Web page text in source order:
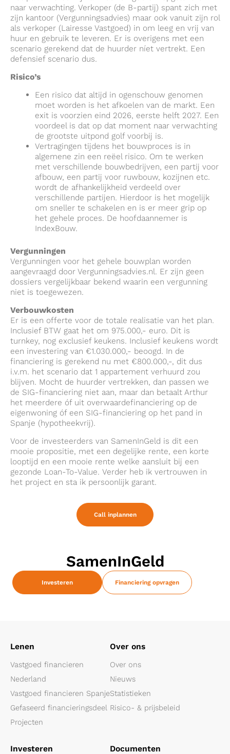
naar verwachting. Verkoper (de B-partij) spant zich met
zijn kantoor (Vergunningsadvies) maar ook vanuit zijn rol
als verkoper (Lairesse Vastgoed) in om leeg en vrij van
huur en gebruik te leveren. Er is overigens met een
scenario gerekend dat de huurder níet vertrekt. Een
defensief scenario dus.
Risico’s
Een risico dat altijd in ogenschouw genomen
moet worden is het afkoelen van de markt. Een
exit is voorzien eind 2026, eerste helft 2027. Een
voordeel is dat op dat moment naar verwachting
de grootste uitpond golf voorbij is.
Vertragingen tijdens het bouwproces is in
algemene zin een reëel risico. Om te werken
met verschillende bouwbedrijven, een partij voor
afbouw, een partij voor ruwbouw, kozijnen etc.
wordt de afhankelijkheid verdeeld over
verschillende partijen. Hierdoor is het mogelijk
om sneller te schakelen en is er meer grip op
het gehele proces. De hoofdaannemer is
IndexBouw.
Vergunningen
Vergunningen voor het gehele bouwplan worden
aangevraagd door Vergunningsadvies.nl. Er zijn geen
dossiers vergelijkbaar bekend waarin een vergunning
niet is toegewezen.
Verbouwkosten
Er is een offerte voor de totale realisatie van het plan.
Inclusief BTW gaat het om 975.000,- euro. Dit is
turnkey, nog exclusief keukens. Inclusief keukens wordt
een investering van €1.030.000,- beoogd. In de
financiering is gerekend nu met €800.000,-, dit dus
i.v.m. het scenario dat 1 appartement verhuurd zou
blijven. Mocht de huurder vertrekken, dan passen we
de SIG-financiering niet aan, maar dan betaalt Arthur
het meerdere óf uit overwaardefinanciering op de
eigenwoning óf een SIG-financiering op het pand in
Spanje (hypotheekvrij).
Voor de investeerders van SamenInGeld is dit een
mooie propositie, met een degelijke rente, een korte
looptijd en een mooie rente welke aansluit bij een
gezonde Loan-To-Value. Verder heb ik vertrouwen in
het project en sta ik persoonlijk garant.
Call inplannen
SamenInGeld
Investeren Financiering opvragen
Lenen
Vastgoed financieren
Nederland
Vastgoed financieren Spanje
Gefaseerd financieringsdeel
Projecten
Over ons
Over ons
Nieuws
Statistieken
Risico- & prijsbeleid
Investeren Documenten